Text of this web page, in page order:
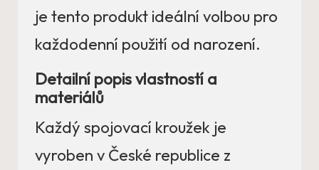
je tento produkt ideální volbou pro
každodenní použití od narození.
Detailní popis vlastností a
materiálů
Každý spojovací kroužek je
vyroben v České republice z